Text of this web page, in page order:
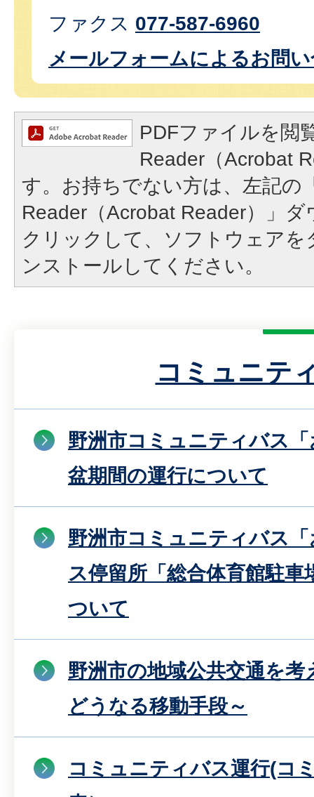
ファクス 077-587-6960
メールフォームによるお問
PDFファイルを閲
Reader（Acrobat
す。お持ちでない方は、左記の
Reader（Acrobat Reader）」
クリックして、ソフトウェア
ンストールしてください。
コミュニテ
野洲市コミュニティバス
盆期間の運行について
野洲市コミュニティバス
ス停留所「総合体育館駐車
ついて
野洲市の地域公共交通を考
どうなる移動手段～
コミュニティバス運行(コ